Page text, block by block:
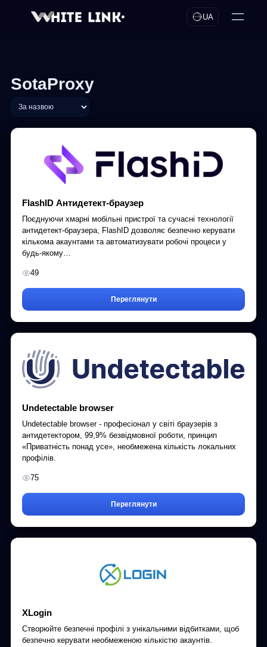
UA
SotaProxy
FlashID Антидетект-браузер
Поєднуючи хмарні мобільні пристрої та сучасні технології
антидетект-браузера, FlashID дозволяє безпечно керувати
кількома акаунтами та автоматизувати робочі процеси у
будь-якому…
49
Переглянути
Undetectable browser
Undetectable browser - професіонал у світі браузерів з
антидетектором, 99,9% безвідмовної роботи, принцип
«Приватність понад усе», необмежена кількість локальних
профілів.
75
Переглянути
XLogin
Створюйте безпечні профілі з унікальними відбитками, щоб
безпечно керувати необмеженою кількістю акаунтів.